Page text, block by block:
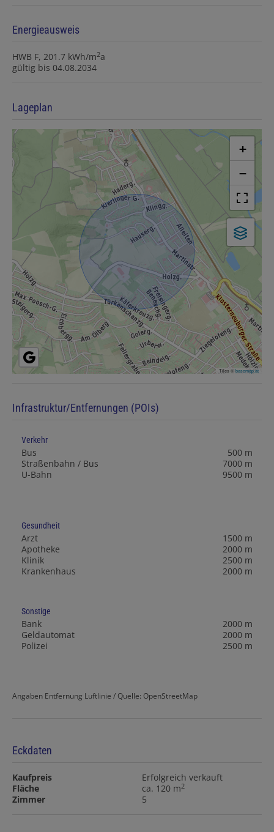
Energieausweis
HWB F, 201.7 kWh/m2a
gültig bis 04.08.2034
Lageplan
+
−
Tiles ©basemap.at
Infrastruktur/Entfernungen (POIs)
Verkehr
Bus
500 m
Straßenbahn / Bus
7000 m
U-Bahn
9500 m
Gesundheit
Arzt
1500 m
Apotheke
2000 m
Klinik
2500 m
Krankenhaus
2000 m
Sonstige
Bank
2000 m
Geldautomat
2000 m
Polizei
2500 m
Angaben Entfernung Luftlinie / Quelle: OpenStreetMap
Eckdaten
Kaufpreis
Erfolgreich verkauft
Fläche
ca. 120 m2
Zimmer 5